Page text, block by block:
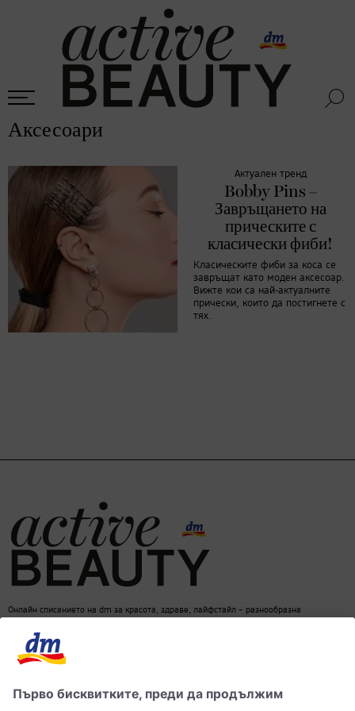
Аксесоари
Актуален тренд
Bobby Pins –
Завръщането на
прическите с
класически фиби!
Класическите фиби за коса се
завръщат като моден аксесоар.
Вижте кои са най-актуалните
прически, които да постигнете с
тях.
Онлайн списанието на dm за красота, здраве, лайфстайл – разнообразна